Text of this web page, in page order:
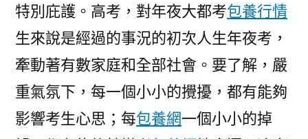
特別庇護。高考，對年夜大都考包養行情
生來說是經過的事況的初次人生年夜考，
牽動著有數家庭和全部社會。要了解，嚴
重氣氛下，每一個小小的攪擾，都有能夠
影響考生心思；每包養網一個小小的掉